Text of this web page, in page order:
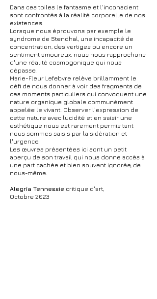
Dans ces toiles le fantasme et l'inconscient
sont confrontés à la réalité corporelle de nos
existences.
Lorsque nous éprouvons par exemple le
syndrome de Stendhal, une incapacité de
concentration, des vertiges ou encore un
sentiment amoureux, nous nous rapprochons
d'une réalité cosmogonique qui nous
dépasse.
Marie-Fleur Lefebvre relève brillamment le
défi de nous donner à voir des fragments de
ces moments particuliers qui convoquent une
nature organique globale communément
appelée le vivant. Observer l'expression de
cette nature avec lucidité et en saisir une
esthétique nous est rarement permis tant
nous sommes saisis par la sidération et
l'urgence.
Les œuvres présentées ici sont un petit
aperçu de son travail qui nous donne accès à
une part cachée et bien souvent ignorée, de
nous-même.
Alegrìa Tennessie critique d'art,
Octobre 2023